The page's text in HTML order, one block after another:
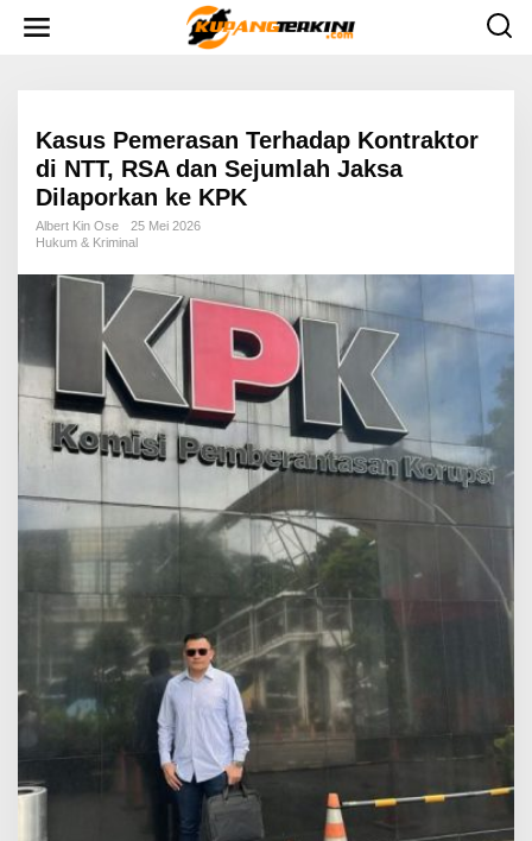
Kasus Pemerasan Terhadap Kontraktor
di NTT, RSA dan Sejumlah Jaksa
Dilaporkan ke KPK
Albert Kin Ose
25 Mei 2026
Hukum & Kriminal